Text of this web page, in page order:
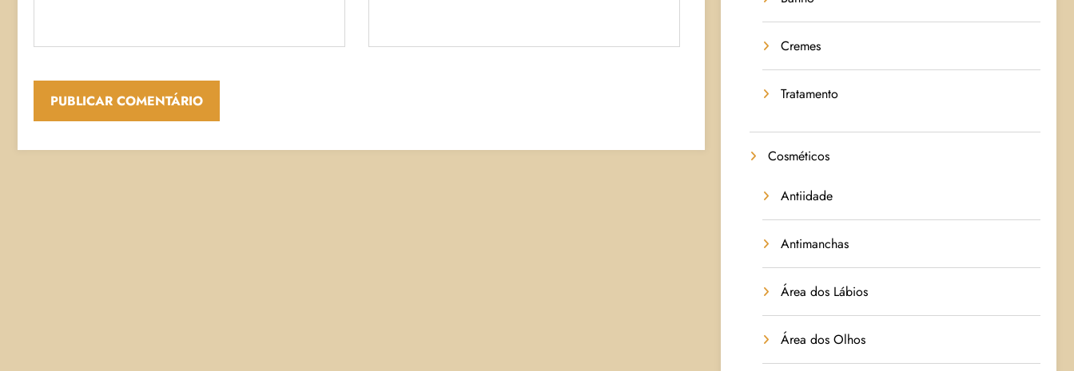
Cremes
Tratamento
Cosméticos
Antiidade
Antimanchas
Área dos Lábios
Área dos Olhos